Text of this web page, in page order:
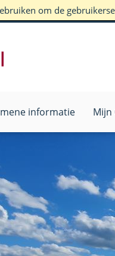
om de
informatie Mijn